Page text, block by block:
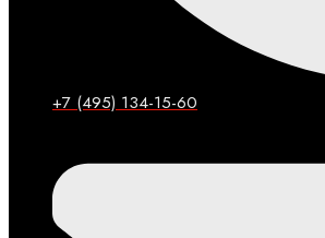
+7 (495) 134-15-60